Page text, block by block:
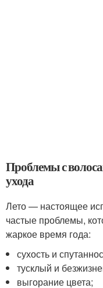
Проблемы с
ухода
Лето — настоящее
частые проблемы,
жаркое время года:
сухость и
тусклый и
выгорание цвета;